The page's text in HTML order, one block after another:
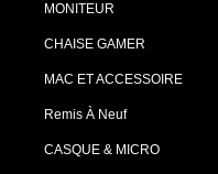
MONITEUR
CHAISE GAMER
MAC ET ACCESSOIRE
Remis À Neuf
CASQUE & MICRO